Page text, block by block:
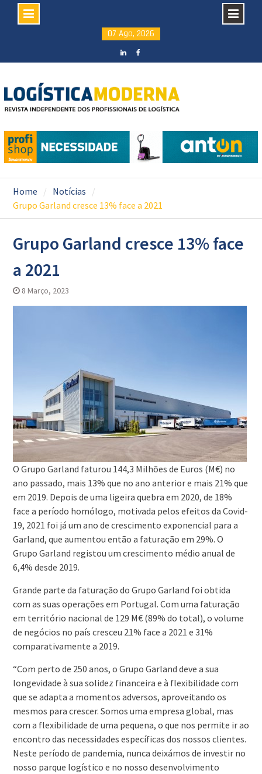
content
07 Ago, 2026
Home
Notícias
Grupo Garland cresce 13% face a 2021
Grupo Garland cresce 13% face
a 2021
8 Março, 2023
O Grupo Garland faturou 144,3 Milhões de Euros (M€) no
ano passado, mais 13% que no ano anterior e mais 21% que
em 2019. Depois de uma ligeira quebra em 2020, de 18%
face a período homólogo, motivada pelos efeitos da Covid-
19, 2021 foi já um ano de crescimento exponencial para a
Garland, que aumentou então a faturação em 29%. O
Grupo Garland registou um crescimento médio anual de
6,4% desde 2019.
Grande parte da faturação do Grupo Garland foi obtida
com as suas operações em Portugal. Com uma faturação
em território nacional de 129 M€ (89% do total), o volume
de negócios no país cresceu 21% face a 2021 e 31%
comparativamente a 2019.
“Com perto de 250 anos, o Grupo Garland deve a sua
longevidade à sua solidez financeira e à flexibilidade com
que se adapta a momentos adversos, aproveitando os
mesmos para crescer. Somos uma empresa global, mas
com a flexibilidade de uma pequena, o que nos permite ir ao
encontro das necessidades específicas dos nossos clientes.
Neste período de pandemia, nunca deixámos de investir no
nosso parque logístico e no nosso desenvolvimento